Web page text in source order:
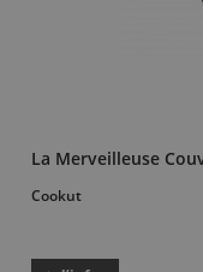
La Merveilleuse
Cookut